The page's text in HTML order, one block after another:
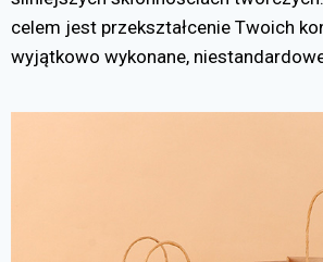
celem jest przekształcenie Twoich
wyjątkowo wykonane,